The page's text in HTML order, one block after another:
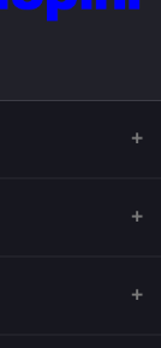
عنوان